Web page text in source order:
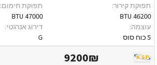
תפוקת קירור:
46200 BTU
עוצמה:
5 כוח סוס
תפוקת חימום:
47000 BTU
דירוג אנרגטי:
G
9200₪